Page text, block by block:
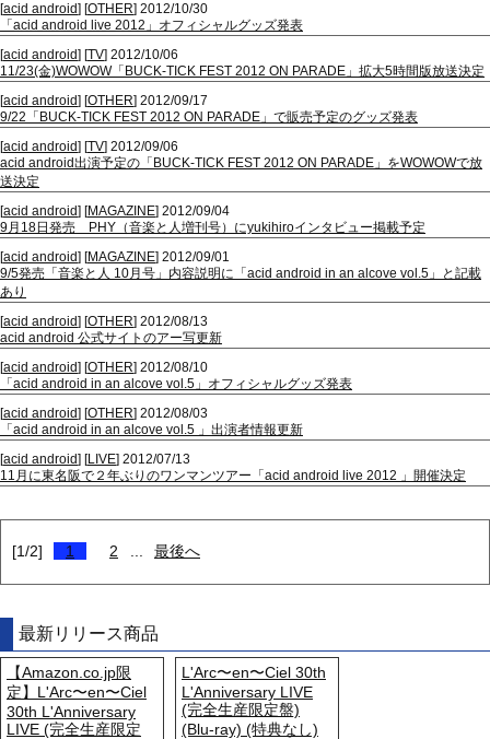
[acid android] [OTHER] 2012/10/30
「acid android live 2012」オフィシャルグッズ発表
[acid android] [TV] 2012/10/06
11/23(金)WOWOW「BUCK-TICK FEST 2012 ON PARADE」拡大5時間版放送決定
[acid android] [OTHER] 2012/09/17
9/22「BUCK-TICK FEST 2012 ON PARADE」で販売予定のグッズ発表
[acid android] [TV] 2012/09/06
acid android出演予定の「BUCK-TICK FEST 2012 ON PARADE」をWOWOWで放
送決定
[acid android] [MAGAZINE] 2012/09/04
9月18日発売 PHY（音楽と人増刊号）にyukihiroインタビュー掲載予定
[acid android] [MAGAZINE] 2012/09/01
9/5発売「音楽と人 10月号」内容説明に「acid android in an alcove vol.5」と記載
あり
[acid android] [OTHER] 2012/08/13
acid android 公式サイトのアー写更新
[acid android] [OTHER] 2012/08/10
「acid android in an alcove vol.5」オフィシャルグッズ発表
[acid android] [OTHER] 2012/08/03
「acid android in an alcove vol.5 」出演者情報更新
[acid android] [LIVE] 2012/07/13
11月に東名阪で２年ぶりのワンマンツアー「acid android live 2012 」開催決定
[1/2] 1 2 最後へ
最新リリース商品
【Amazon.co.jp限
定】L'Arc〜en〜Ciel
30th L'Anniversary
LIVE (完全生産限定
L'Arc〜en〜Ciel 30th
L'Anniversary LIVE
(完全生産限定盤)
(Blu-ray) (特典なし)